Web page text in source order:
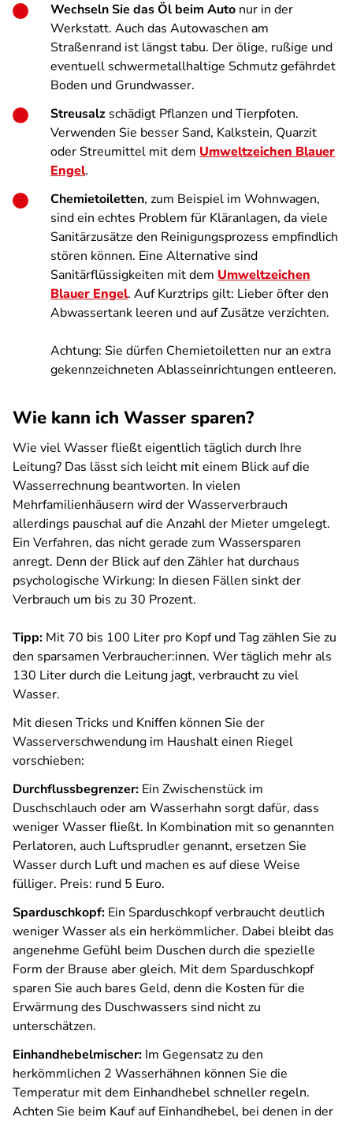
Wechseln Sie das Öl beim Auto nur in der
Werkstatt. Auch das Autowaschen am
Straßenrand ist längst tabu. Der ölige, rußige und
eventuell schwermetallhaltige Schmutz gefährdet
Boden und Grundwasser.
Streusalz schädigt Pflanzen und Tierpfoten.
Verwenden Sie besser Sand, Kalkstein, Quarzit
oder Streumittel mit dem Umweltzeichen Blauer
Engel.
Chemietoiletten, zum Beispiel im Wohnwagen,
sind ein echtes Problem für Kläranlagen, da viele
Sanitärzusätze den Reinigungsprozess empfindlich
stören können. Eine Alternative sind
Sanitärflüssigkeiten mit dem Umweltzeichen
Blauer Engel. Auf Kurztrips gilt: Lieber öfter den
Abwassertank leeren und auf Zusätze verzichten.
Achtung: Sie dürfen Chemietoiletten nur an extra
gekennzeichneten Ablasseinrichtungen entleeren.
Wie kann ich Wasser sparen?
Wie viel Wasser fließt eigentlich täglich durch Ihre
Leitung? Das lässt sich leicht mit einem Blick auf die
Wasserrechnung beantworten. In vielen
Mehrfamilienhäusern wird der Wasserverbrauch
allerdings pauschal auf die Anzahl der Mieter umgelegt.
Ein Verfahren, das nicht gerade zum Wassersparen
anregt. Denn der Blick auf den Zähler hat durchaus
psychologische Wirkung: In diesen Fällen sinkt der
Verbrauch um bis zu 30 Prozent.
Tipp: Mit 70 bis 100 Liter pro Kopf und Tag zählen Sie zu
den sparsamen Verbraucher:innen. Wer täglich mehr als
130 Liter durch die Leitung jagt, verbraucht zu viel
Wasser.
Mit diesen Tricks und Kniffen können Sie der
Wasserverschwendung im Haushalt einen Riegel
vorschieben:
Durchflussbegrenzer: Ein Zwischenstück im
Duschschlauch oder am Wasserhahn sorgt dafür, dass
weniger Wasser fließt. In Kombination mit so genannten
Perlatoren, auch Luftsprudler genannt, ersetzen Sie
Wasser durch Luft und machen es auf diese Weise
fülliger. Preis: rund 5 Euro.
Sparduschkopf: Ein Sparduschkopf verbraucht deutlich
weniger Wasser als ein herkömmlicher. Dabei bleibt das
angenehme Gefühl beim Duschen durch die spezielle
Form der Brause aber gleich. Mit dem Sparduschkopf
sparen Sie auch bares Geld, denn die Kosten für die
Erwärmung des Duschwassers sind nicht zu
unterschätzen.
Einhandhebelmischer: Im Gegensatz zu den
herkömmlichen 2 Wasserhähnen können Sie die
Temperatur mit dem Einhandhebel schneller regeln.
Achten Sie beim Kauf auf Einhandhebel, bei denen in der